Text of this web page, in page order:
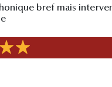
bref mais